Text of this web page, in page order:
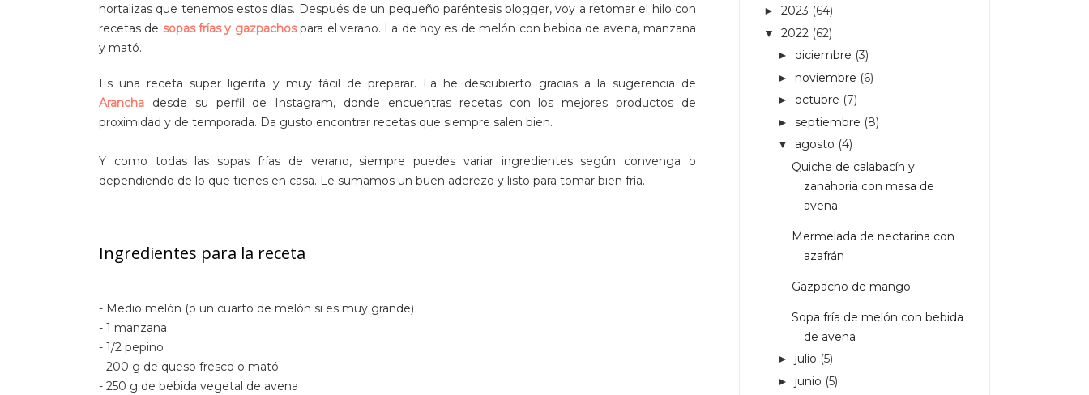
hortalizas que tenemos estos días. Después de un pequeño paréntesis blogger, voy a retomar el hilo con
recetas de sopas frías y gazpachos para el verano. La de hoy es de melón con bebida de avena, manzana
y mató.
Es una receta super ligerita y muy fácil de preparar. La he descubierto gracias a la sugerencia de
Arancha
desde su perfil de Instagram, donde encuentras recetas con los mejores productos de
proximidad y de temporada. Da gusto encontrar recetas que siempre salen bien.
Y como todas las sopas frías de verano, siempre puedes variar ingredientes según convenga o
dependiendo de lo que tienes en casa. Le sumamos un buen aderezo y listo para tomar bien fría.
Ingredientes para la receta
- Medio melón (o un cuarto de melón si es muy grande)
- 1 manzana
- 1/2 pepino
- 200 g de queso fresco o mató
- 250 g de bebida vegetal de avena
► 2023 (64)
▼ 2022 (62)
► diciembre (3)
► noviembre (6)
► octubre (7)
► septiembre (8)
▼ agosto (4)
Quiche de calabacín y
zanahoria con masa de
avena
Mermelada de nectarina con
azafrán
Gazpacho de mango
Sopa fría de melón con bebida
de avena
► julio (5)
► junio (5)